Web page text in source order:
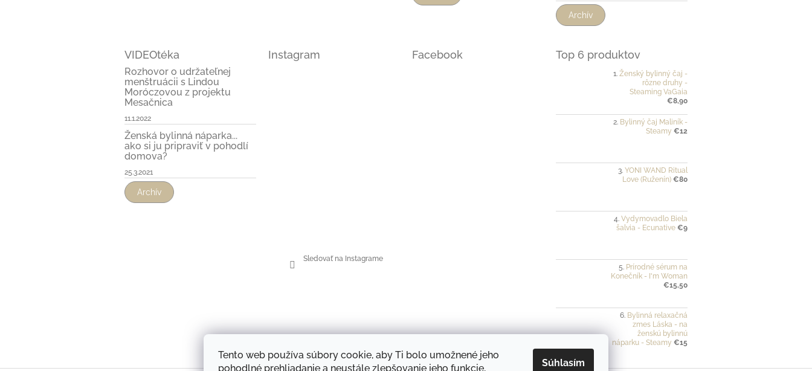
Tento web používa súbory cookie, aby Ti bolo umožnené jeho
pohodlné prehliadanie a neustále zlepšovanie jeho funkcie,
Súhlasím
Archív
VIDEOtéka
Rozhovor o udržateľnej
menštruácii s Lindou
Moróczovou z projektu
Mesačnica
11.1.2022
Ženská bylinná náparka...
ako si ju pripraviť v pohodlí
domova?
25.3.2021
Archív
Instagram
Sledovať na Instagrame
Facebook Top 6 produktov
Ženský bylinný čaj -
rôzne druhy -
Steaming VaGaia
€8,90
Bylinný čaj Maliník -
Steamy €12
YONI WAND Ritual
Love (Ruženín) €80
Vydymovadlo Biela
šalvia - Ecunative €9
Prírodné sérum na
Konečník - I'm Woman
€15,50
Bylinná relaxačná
zmes Láska - na
ženskú bylinnú
náparku - Steamy €15